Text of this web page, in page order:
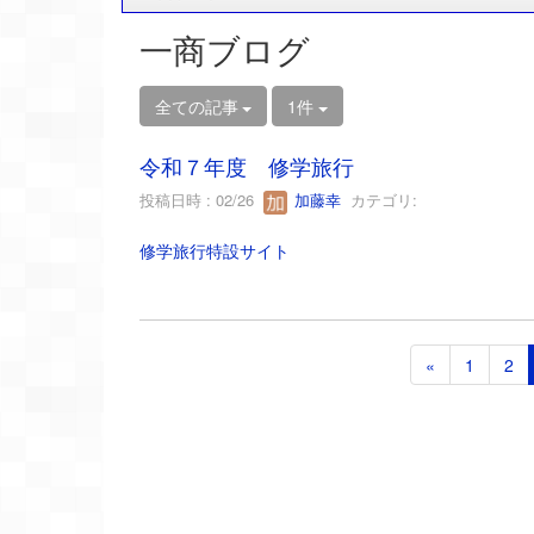
一商ブログ
全ての記事 1件
令和７年度 修学旅行
投稿日時 : 02/26 加藤幸 カテゴリ:
修学旅行特設サイト
« 1 2